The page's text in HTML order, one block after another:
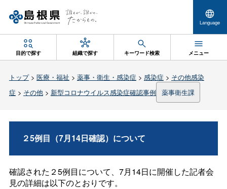
Language
目的で探す 組織で探す キーワード検索 メニュー
トップ> 医療・福祉 > 薬事・衛生・感染症 > 感染症 > その他感染
症 > その他> 新型コロナウイルス感染症確認事例 薬事衛生課
２5例目（7月14日確認）について
確認された２5例目について、7月14日に開催した記者会
見の詳細は以下のとおりです。